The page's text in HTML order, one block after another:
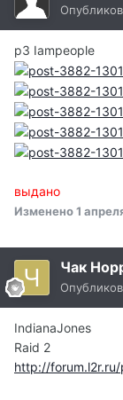
р3 Iampeople
выдано
Изменено1
Чак
IndianaJones
Raid 2
http://